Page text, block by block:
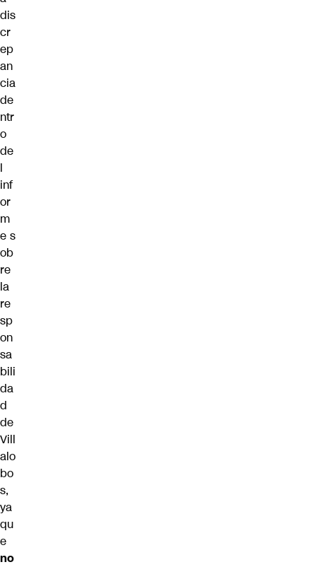
dis
cr
ep
an
cia
de
ntr
o
de
l
inf
or
m
e s
ob
re
la
re
sp
on
sa
bili
da
d
de
Vill
alo
bo
s,
ya
qu
e
no